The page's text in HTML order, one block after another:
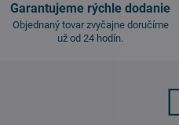
Garantujeme rýchle dodanie
Objednaný tovar zvyčajne doručíme
už od 24 hodín.